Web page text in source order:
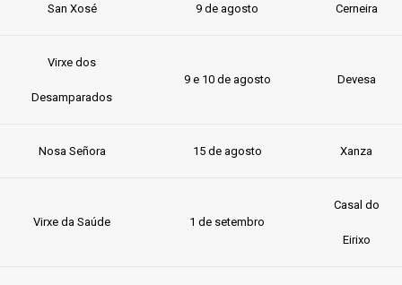
San Xosé 9 de agosto Cerneira
Virxe dos
Desamparados
9 e 10 de agosto Devesa
Nosa Señora 15 de agosto Xanza
Virxe da Saúde 1 de setembro
Casal do
Eirixo